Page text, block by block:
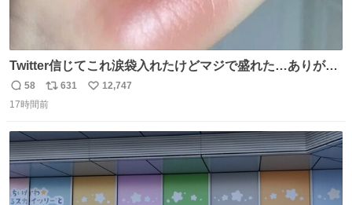
Twitter信じてこれ涙袋入れたけどマジで盛れた…ありがと
う…
返
信
58
リ
ポ
ト
数
631
い
数
12,747
17時間前